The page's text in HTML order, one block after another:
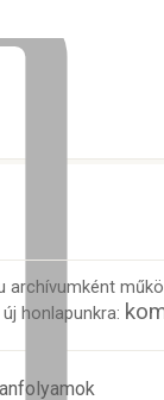
archívumként
honlapunkra: